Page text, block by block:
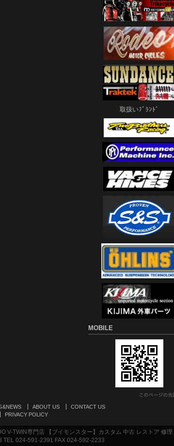
取扱いﾌﾞﾗﾝﾄﾞ
MOBILE
ABOUT US
CONTACT US
PRIVACY POLICY
TWIN専門店 【ブイモンスター】カスタム 中古 レストア 修理
TEL 024-591-2391 FAX 024-592-2233